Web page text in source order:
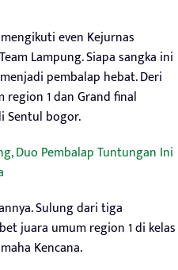
even Kejurnas
Lampung. Siapa sangka ini
pembalap hebat. Deri
region 1 dan Grand final
Sentul bogor.
Duo Pembalap Tuntungan Ini
Sulung dari tiga
juara umum region 1 di kelas
Kencana.